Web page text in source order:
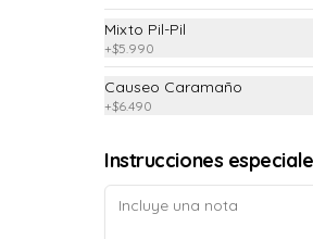
Mixto Pil-Pil
+$5.990
Causeo Caramaño
+$6.490
Instrucciones